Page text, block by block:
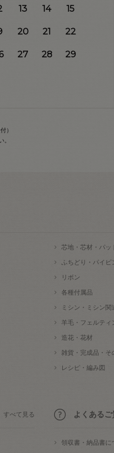
13 14 15
20 21 22
27 28 29
）
。
芯地・芯材・パッ
ふちどり・パイピ
リボン
各種付属品
ミシン・ミシン関
羊毛・フェルティ
造花・花材
雑貨・完成品・そ
レシピ・編み図
すべて見る よくあるご
領収書・納品書に